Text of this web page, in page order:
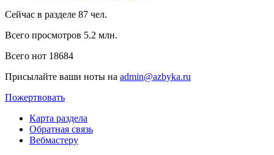
Сейчас в разделе 87 чел.
Всего просмотров 5.2 млн.
Всего нот 18684
Присылайте ваши ноты на admin@azbyka.ru
Пожертвовать
Карта раздела
Обратная связь
Вебмастеру